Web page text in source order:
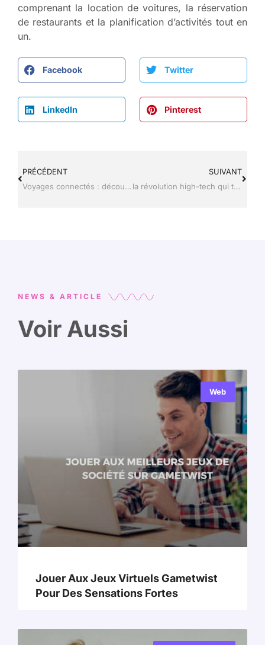
comprenant la location de voitures, la réservation
de restaurants et la planification d’activités tout en
un.
Facebook Twitter
LinkedIn Pinterest
PRÉCÉDENT
Voyages connectés : découvrez les gadgets high-tech qui révolutionnent vos escapades
SUIVANT
la révolution high-tech qui transforme votre voyage en expérience inoubliable
NEWS & ARTICLE
Voir Aussi
Web
Jouer Aux Jeux Virtuels Gametwist
Pour Des Sensations Fortes